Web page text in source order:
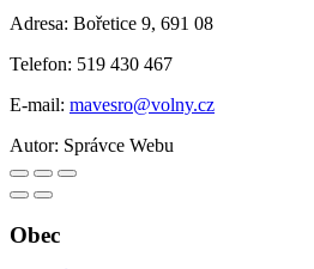
Adresa: Bořetice 9, 691 08
Telefon: 519 430 467
E-mail: mavesro@volny.cz
Autor: Správce Webu
Obec